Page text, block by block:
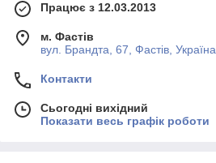
Працює з 12.03.2013
м. Фастів
вул. Брандта, 67, Фастів, Україна
Контакти
Сьогодні вихідний
Показати весь графік роботи